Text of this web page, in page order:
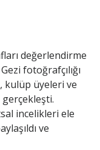
değerlendirme
fotoğrafçılığı
kulüp üyeleri ve
incelikleri ele
ve